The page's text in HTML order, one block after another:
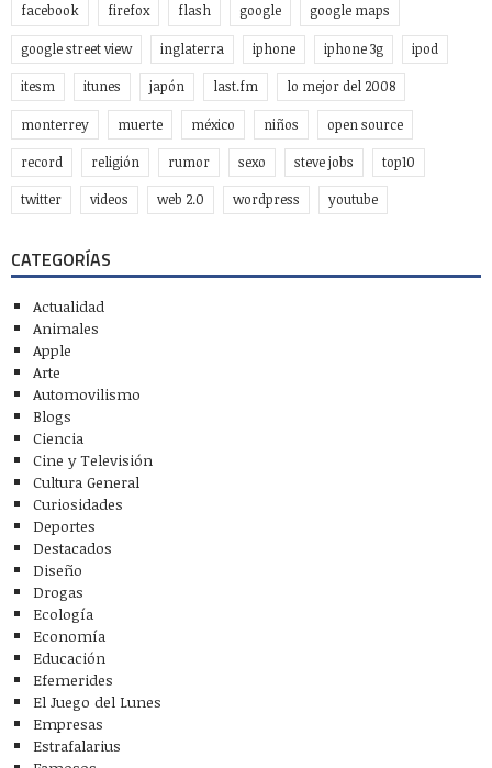
facebook firefox flash google google maps
google street view inglaterra iphone iphone 3g ipod
itesm itunes japón last.fm lo mejor del 2008
monterrey muerte méxico niños open source
record religión rumor sexo steve jobs top10
twitter videos web 2.0 wordpress youtube
CATEGORÍAS
Actualidad
Animales
Apple
Arte
Automovilismo
Blogs
Ciencia
Cine y Televisión
Cultura General
Curiosidades
Deportes
Destacados
Diseño
Drogas
Ecología
Economía
Educación
Efemerides
El Juego del Lunes
Empresas
Estrafalarius